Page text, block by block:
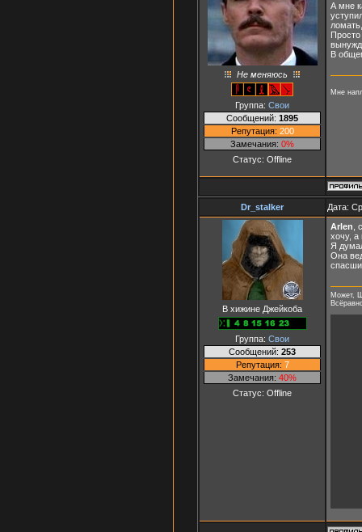
Не меняюсь
Группа: Свои
Сообщений: 1895
Репутация: 200
Замечания: 0%
Статус: Offline
А мне
В
Мне
Dr_stalker Дата:
В хижине Джейкоба
Группа: Свои
Сообщений: 253
Репутация: 7
Замечания: 40%
Статус: Offline
Arlen ,
хочу, а
Я
Она
Может,